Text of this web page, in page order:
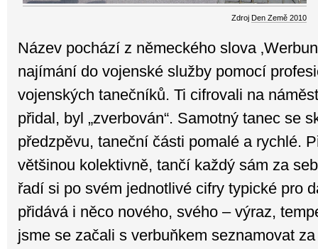
Zdroj Den Země 2010
Název pochází z německého slova
najímání do vojenské služby pomocí
vojenských tanečníků. Ti cifrovali na
přidal, byl „zverbován“. Samotný tanec se
předzpěvu, taneční části pomalé a rychlé.
většinou kolektivně, tančí každý sám za
řadí si po svém jednotlivé cifry typické pro
přidává i něco nového, svého – výraz,
jsme se začali s verbuňkem seznamovat